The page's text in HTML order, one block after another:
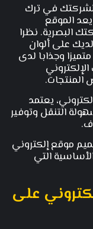
لشركتك في ترك
الموقع
البصرية. نظرا
على ألوان
وجذابا لدى
المنتجات.
يعتمد
التنقل وتوفير
موقع إلكتروني
التي
على